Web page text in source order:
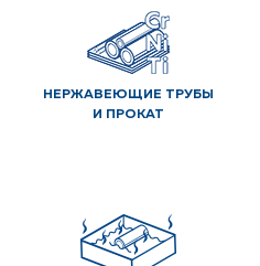
НЕРЖАВЕЮЩИЕ ТРУБЫ
И ПРОКАТ